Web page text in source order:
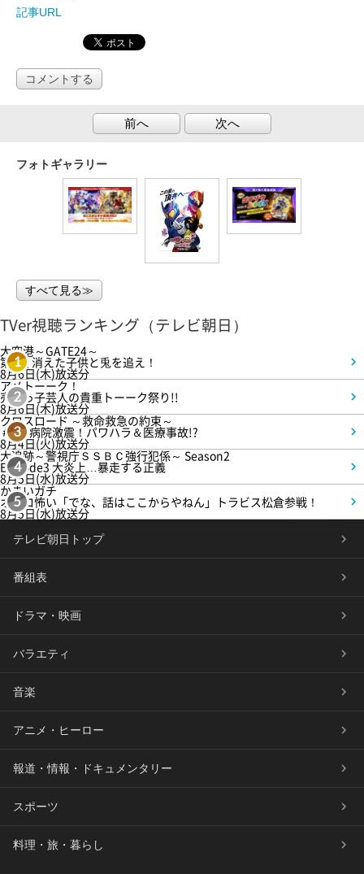
記事URL
コメントする
前へ 次へ
フォトギャラリー
すべて見る≫
TVer視聴ランキング（テレビ朝日）
1
大空港～GATE24～
第3話 消えた子供と兎を追え！
8月6日(木)放送分
2
アメトーーク！
売れっ子芸人の貴重トーーク祭り!!
8月6日(木)放送分
3
クロスロード ～救命救急の約束～
＃5 病院激震！パワハラ＆医療事故!?
8月4日(火)放送分
4
大追跡～警視庁ＳＳＢＣ強行犯係～ Season2
Episode3 大炎上…暴走する正義
8月5日(水)放送分
5
かまいガチ
オモロ怖い「でな、話はここからやねん」トラビス松倉参戦！
8月5日(水)放送分
テレビ朝日トップ
番組表
ドラマ・映画
バラエティ
音楽
アニメ・ヒーロー
報道・情報・ドキュメンタリー
スポーツ
料理・旅・暮らし